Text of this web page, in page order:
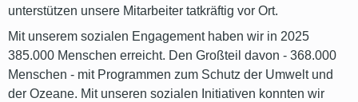
unterstützen unsere Mitarbeiter tatkräftig vor Ort.
Mit unserem sozialen Engagement haben wir in 2025
385.000 Menschen erreicht. Den Großteil davon - 368.000
Menschen - mit Programmen zum Schutz der Umwelt und
der Ozeane. Mit unseren sozialen Initiativen konnten wir